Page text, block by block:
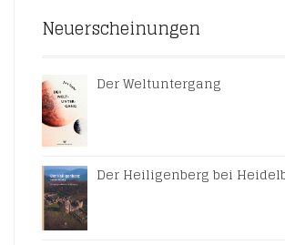
Neuerscheinungen
Der Weltuntergang
Der Heiligenberg bei